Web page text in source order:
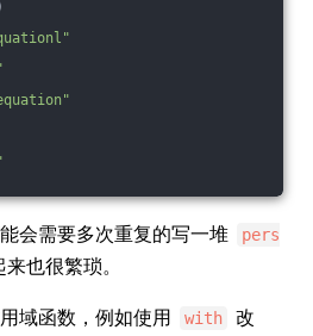
会需要多次重复的写一堆
pers
也很繁琐。
域函数，例如使用 with
改